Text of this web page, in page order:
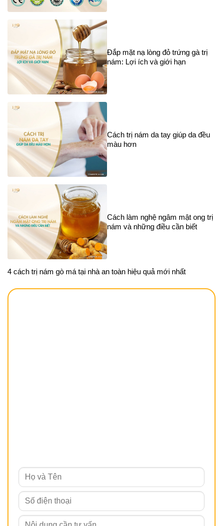
Đắp mặt nạ lòng đỏ trứng gà trị
nám: Lợi ích và giới hạn
Cách trị nám da tay giúp da đều
màu hơn
Cách làm nghệ ngâm mật ong trị
nám và những điều cần biết
4 cách trị nám gò má tại nhà an toàn hiệu quả mới nhất